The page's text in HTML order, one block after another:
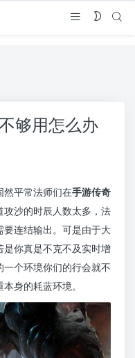
够用怎么办
然平常法师们在手游传奇
沙的时辰人数太多，法
要连结输出。可是由于大
你真是不克不及实时增
个环境你们的行会就不
身的耗蓝环境。